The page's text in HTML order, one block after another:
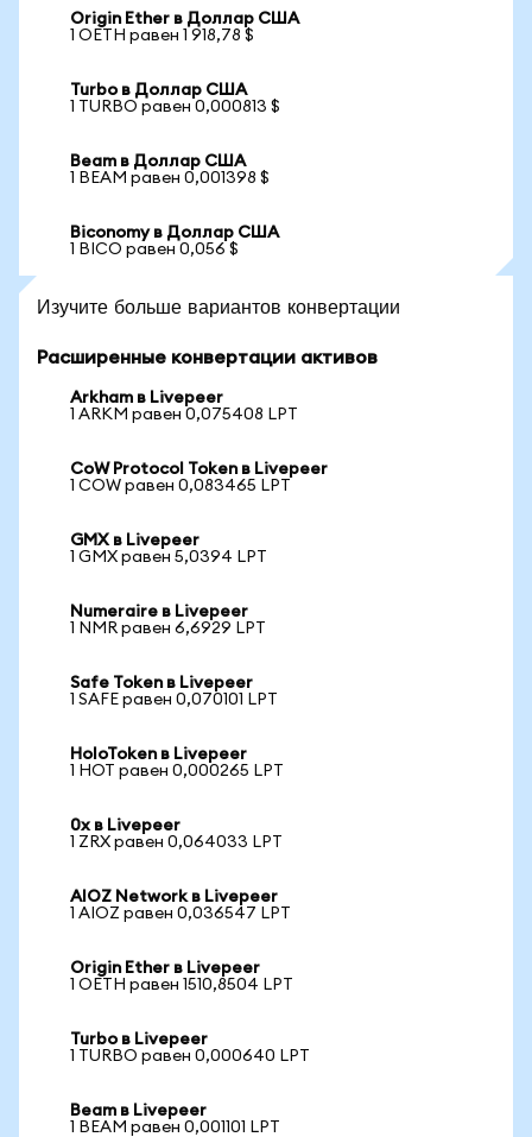
Origin Ether в Доллар США
1 OETH равен 1 918,78 $
Turbo в Доллар США
1 TURBO равен 0,000813 $
Beam в Доллар США
1 BEAM равен 0,001398 $
Biconomy в Доллар США
1 BICO равен 0,056 $
Изучите больше вариантов конвертации
Расширенные конвертации активов
Arkham в Livepeer
1 ARKM равен 0,075408 LPT
CoW Protocol Token в Livepeer
1 COW равен 0,083465 LPT
GMX в Livepeer
1 GMX равен 5,0394 LPT
Numeraire в Livepeer
1 NMR равен 6,6929 LPT
Safe Token в Livepeer
1 SAFE равен 0,070101 LPT
HoloToken в Livepeer
1 HOT равен 0,000265 LPT
0x в Livepeer
1 ZRX равен 0,064033 LPT
AIOZ Network в Livepeer
1 AIOZ равен 0,036547 LPT
Origin Ether в Livepeer
1 OETH равен 1510,8504 LPT
Turbo в Livepeer
1 TURBO равен 0,000640 LPT
Beam в Livepeer
1 BEAM равен 0,001101 LPT